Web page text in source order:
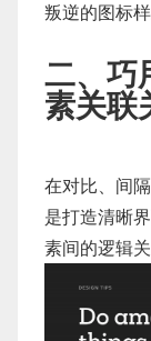
叛逆的图标
二、巧
素关联
在对比、间
是打造清晰
素间的逻辑关